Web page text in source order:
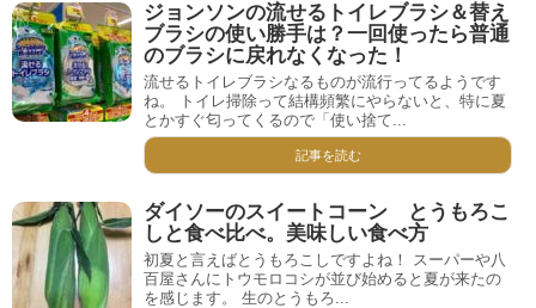
ジョンソンの流せるトイレブラシ＆替え
ブラシの使い勝手は？一回使ったら普通
のブラシに戻れなくなった！
流せるトイレブラシなるものが流行ってるようです
ね。 トイレ掃除って結構頻繁にやらないと、特に夏
とかすぐ匂ってくるので「使い捨て...
記事を読む
ダイソーのスイートコーン とうもろこ
しと食べ比べ。美味しい食べ方
初夏と言えばとうもろこしですよね！ スーパーや八
百屋さんにトウモロコシが並び始めると夏が来たの
を感じます。 生のとうもろ...